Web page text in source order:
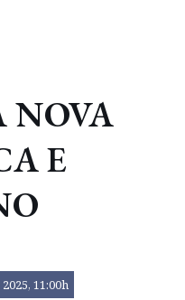
NOVA
E
11:00h